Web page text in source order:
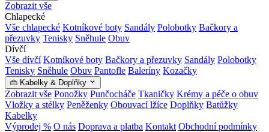
Zobrazit vše
Chlapecké
Vše chlapecké Kotníkové boty Sandály Polobotky Bačkory a
přezuvky Tenisky Sněhule Obuv
Dívčí
Vše dívčí Kotníkové boty Bačkory a přezuvky Sandály Polobotky
Tenisky Sněhule Obuv Pantofle Baleríny Kozačky
👜 Kabelky & Doplňky
Zobrazit vše Ponožky Punčocháče Tkaničky Krémy a péče o obuv
Vložky a stélky Peněženky Obouvací lžíce Doplňky Batůžky
Kabelky
Výprodej % O nás Doprava a platba Kontakt Obchodní podmínky